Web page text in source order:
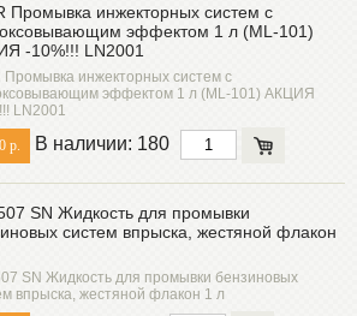
Промывка инжекторных систем с
эффектом 1 л (ML-101)
-10%!!! LN2001
Промывка инжекторных систем с
эффектом 1 л (ML-101) АКЦИЯ
LN2001
р. В наличии: 180
SN Жидкость для промывки
систем впрыска, жестяной флакон
SN Жидкость для промывки бензиновых
впрыска, жестяной флакон 1 л